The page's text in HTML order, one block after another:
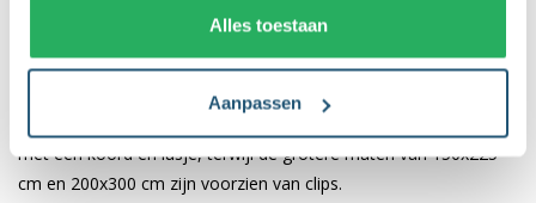
Alles toestaan
Aanpassen
Afhankelijk van de afmetingen die je kiest, worden de vlaggen
voorzien van verschillende bevestigingsmogelijkheden. De
met een koord en lusje, terwijl de grotere maten van 150x225
cm en 200x300 cm zijn voorzien van clips.